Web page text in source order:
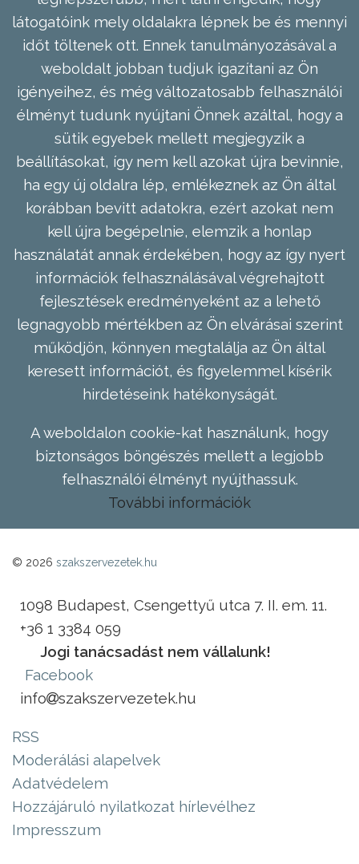
látogatóink mely oldalakra lépnek be és mennyi
időt töltenek ott. Ennek tanulmányozásával a
weboldalt jobban tudjuk igazítani az Ön
igényeihez, és még változatosabb felhasználói
élményt tudunk nyújtani Önnek azáltal, hogy a
sütik egyebek mellett megjegyzik a
beállításokat, így nem kell azokat újra bevinnie,
ha egy új oldalra lép, emlékeznek az Ön által
korábban bevitt adatokra, ezért azokat nem
kell újra begépelnie, elemzik a honlap
használatát annak érdekében, hogy az így nyert
információk felhasználásával végrehajtott
fejlesztések eredményeként az a lehető
legnagyobb mértékben az Ön elvárásai szerint
működjön, könnyen megtalálja az Ön által
keresett információt, és figyelemmel kísérik
hirdetéseink hatékonyságát.
A weboldalon cookie-kat használunk, hogy
biztonságos böngészés mellett a legjobb
felhasználói élményt nyújthassuk.
További információk
© 2026 szakszervezetek.hu
1098 Budapest, Csengettyű utca 7. II. em. 11.
+36 1 3384 059
Jogi tanácsadást nem vállalunk!
Facebook
info
szakszervezetek.hu
RSS
Moderálási alapelvek
Adatvédelem
Hozzájáruló nyilatkozat hírlevélhez
Impresszum